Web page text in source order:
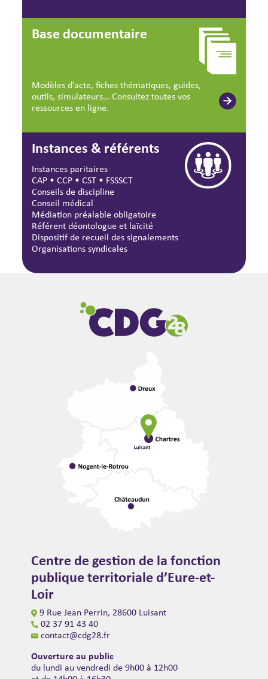
Base documentaire
Modèles d’acte, fiches thématiques, guides,
outils, simulateurs… Consultez toutes vos
ressources en ligne.
Instances & référents
Instances paritaires
CAP •CCP •CST • FSSSCT
Conseils de discipline
Conseil médical
Médiation préalable obligatoire
Référent déontologue et laïcité
Dispositif de recueil des signalements
Organisations syndicales
Centre de gestion de la fonction
publique territoriale d’Eure-et-
Loir
9 Rue Jean Perrin, 28600 Luisant
02 37 91 43 40
contact@cdg28.fr
Ouverture au public
du lundi au vendredi de 9h00 à 12h00